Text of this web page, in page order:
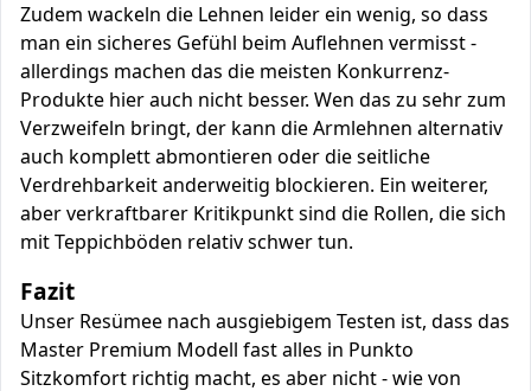
Zudem wackeln die Lehnen leider ein wenig, so dass
man ein sicheres Gefühl beim Auflehnen vermisst -
allerdings machen das die meisten Konkurrenz-
Produkte hier auch nicht besser. Wen das zu sehr zum
Verzweifeln bringt, der kann die Armlehnen alternativ
auch komplett abmontieren oder die seitliche
Verdrehbarkeit anderweitig blockieren. Ein weiterer,
aber verkraftbarer Kritikpunkt sind die Rollen, die sich
mit Teppichböden relativ schwer tun.
Fazit
Unser Resümee nach ausgiebigem Testen ist, dass das
Master Premium Modell fast alles in Punkto
Sitzkomfort richtig macht, es aber nicht - wie von